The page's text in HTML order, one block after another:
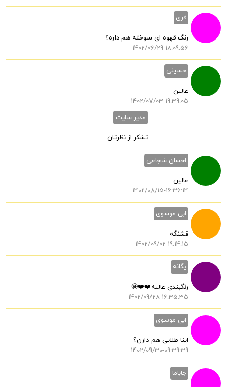
فری
رنگ قهوه ای سوخته هم داره؟
1402/06/29-18:09:56
حسینی
عالین
1402/07/03-19:39:05
مدیر سایت
تشکر از نظرتان
احسان شجاعی
عالین
1402/08/15-16:36:14
ابی موسوی
قشنگه
1402/09/02-19:14:15
یگانه
رنگبندی عالیه❤️❤️🤩
1402/09/28-16:35:35
ابی موسوی
اینا طلایی هم دارن؟
1402/09/30-09:39:39
جاباما